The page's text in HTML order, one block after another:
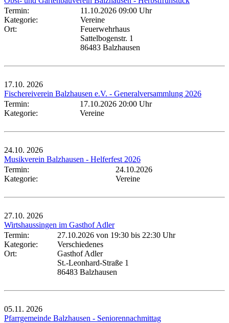
Termin:
11.10.2026 09:00 Uhr
Kategorie:
Vereine
Ort:
Feuerwehrhaus
Sattelbogenstr. 1
86483 Balzhausen
17.10. 2026
Fischereiverein Balzhausen e.V. - Generalversammlung 2026
Termin:
17.10.2026 20:00 Uhr
Kategorie:
Vereine
24.10. 2026
Musikverein Balzhausen - Helferfest 2026
Termin:
24.10.2026
Kategorie:
Vereine
27.10. 2026
Wirtshaussingen im Gasthof Adler
Termin:
27.10.2026 von 19:30 bis 22:30 Uhr
Kategorie:
Verschiedenes
Ort:
Gasthof Adler
St.-Leonhard-Straße 1
86483 Balzhausen
05.11. 2026
Pfarrgemeinde Balzhausen - Seniorennachmittag